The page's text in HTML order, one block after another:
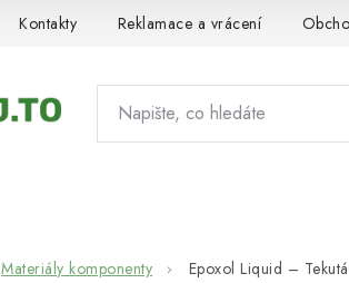
Kontakty Reklamace a vrácení
Materiály komponenty Epoxol Liquid –